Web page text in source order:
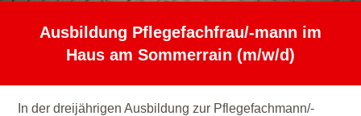
Ausbildung Pflegefachfrau/-mann im
Haus am Sommerrain (m/w/d)
In der dreijährigen Ausbildung zur Pflegefachmann/-